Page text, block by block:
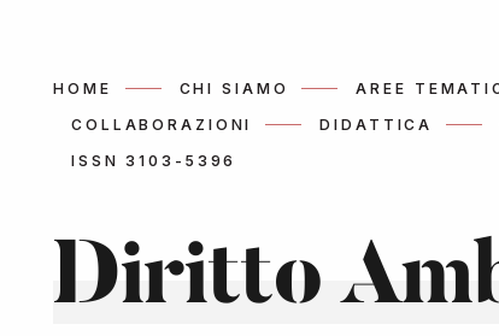
HOME CHI SIAMO AREE
COLLABORAZIONI
DIDATTICA
ISSN 3103-5396
Diritto